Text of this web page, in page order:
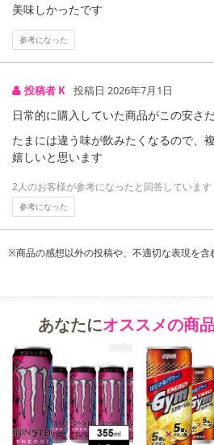
注意事項
【キャンセルについて】
※パッケージ変更や商品リニューアル(
の掲載画像や画像内のバーコードなど
合がございます。
また、[新たな加工食品の原料原産地表
了により、商品詳細内に記載の原産国
合がございます。
あらかじめご了承いただいた上でお申
美味しかったです
参考になった
投稿者 K 投稿日 2026年7月1日
日常的に購入していた商品がこの安さ
たまには違う味が飲みたくなるので、
嬉しいと思います
2人のお客様が参考になったと回答しています
参考になった
※商品の感想以外の投稿や、不適切な表現を
あなたにオススメの商